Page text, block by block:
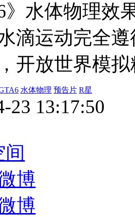
》水体物理效
滴运动完全
开放世界模
水体物理 预告片 R星
23 13:17:50
间
博
博